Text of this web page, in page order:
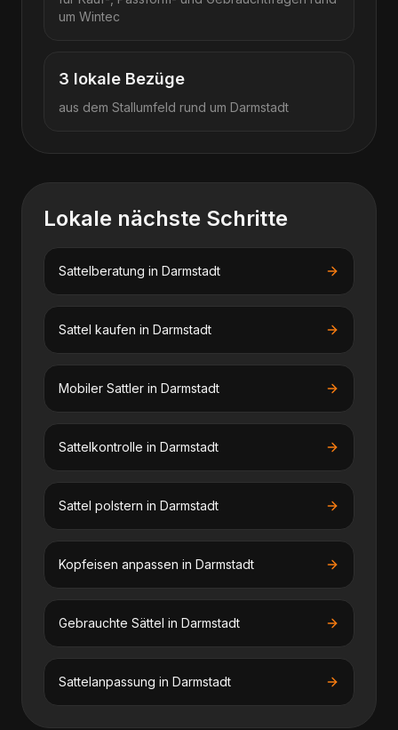
um Wintec
3 lokale Bezüge
aus dem Stallumfeld rund um Darmstadt
Lokale nächste Schritte
Sattelberatung in Darmstadt
Sattel kaufen in Darmstadt
Mobiler Sattler in Darmstadt
Sattelkontrolle in Darmstadt
Sattel polstern in Darmstadt
Kopfeisen anpassen in Darmstadt
Gebrauchte Sättel in Darmstadt
Sattelanpassung in Darmstadt